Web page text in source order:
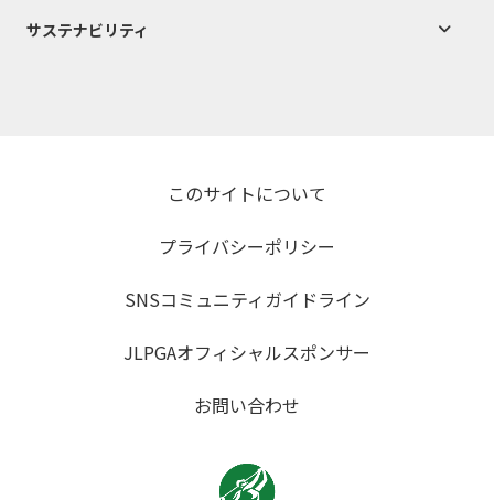
サステナビリティ
このサイトについて
プライバシーポリシー
SNSコミュニティガイドライン
JLPGAオフィシャルスポンサー
お問い合わせ